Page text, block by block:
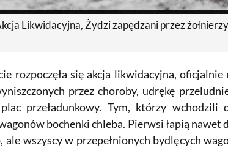
Likwidacyjna, Żydzi zapędzani przez
rozpoczęła się akcja likwidacyjna,
przez choroby, udrękę
przeładunkowy. Tym, którzy
bochenki chleba. Pierwsi łapią
wszyscy w przepełnionych bydlęcych